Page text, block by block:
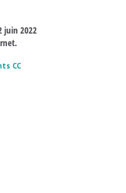
juin 2022
CC